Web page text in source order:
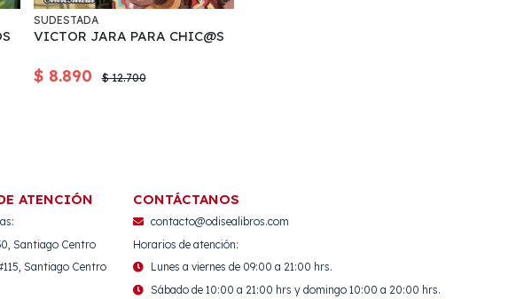
SUDESTADA
VICTOR JARA PARA CHIC@S
$ 8.890 $ 12.700
ATENCIÓN
Santiago Centro
Santiago Centro
CONTÁCTANOS
contacto@odisealibros.com
Horarios de atención:
Lunes a viernes de 09:00 a 21:00 hrs.
Sábado de 10:00 a 21:00 hrs y domingo 10:00 a 20:00 hrs.